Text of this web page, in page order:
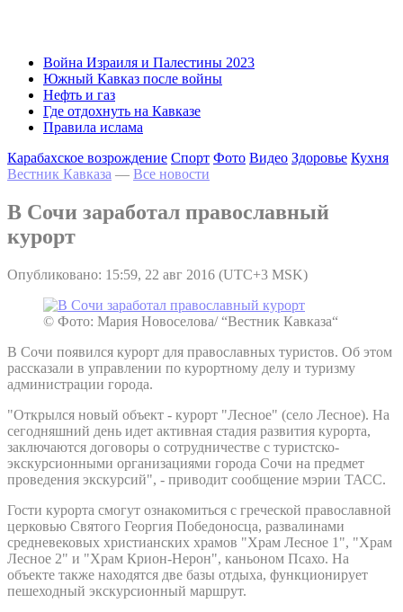
Война Израиля и Палестины 2023
Южный Кавказ после войны
Нефть и газ
Где отдохнуть на Кавказе
Правила ислама
Карабахское возрождение Спорт Фото Видео Здоровье Кухня
Вестник Кавказа — Все новости
В Сочи заработал православный
курорт
Опубликовано: 15:59, 22 авг 2016 (UTC+3 MSK)
© Фото: Мария Новоселова/ “Вестник Кавказа“
В Сочи появился курорт для православных туристов. Об этом
рассказали в управлении по курортному делу и туризму
администрации города.
"Открылся новый объект - курорт "Лесное" (село Лесное). На
сегодняшний день идет активная стадия развития курорта,
заключаются договоры о сотрудничестве с туристско-
экскурсионными организациями города Сочи на предмет
проведения экскурсий", - приводит сообщение мэрии ТАСС.
Гости курорта смогут ознакомиться с греческой православной
церковью Святого Георгия Победоносца, развалинами
средневековых христианских храмов "Храм Лесное 1", "Храм
Лесное 2" и "Храм Крион-Нерон", каньоном Псахо. На
объекте также находятся две базы отдыха, функционирует
пешеходный экскурсионный маршрут.